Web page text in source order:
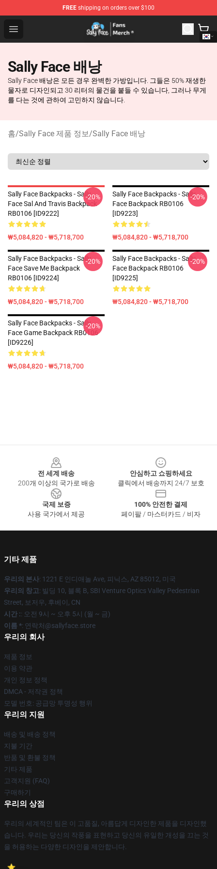
FREE shipping on orders over $100
Open menu
Sally Face Store - Official Sally Face Merchandise Shop
Sally Face 배낭
Sally Face 배낭은 모든 경우 완벽한 가방입니다. 그들은 50% 재생한
물자로 디자인되고 30 리터의 물건을 붙들 수 있습니다, 그러나 무게
를 다는 것에 관하여 고민하지 않습니다.
홈/Sally Face 제품 정보/Sally Face 배낭
Sally Face Backpacks - Sally
Face Sal And Travis Backpack
RB0106 [ID9222]
₩5,084,820 - ₩5,718,700
-20%
Sally Face Backpacks - Sally
Face Backpack RB0106
[ID9223]
₩5,084,820 - ₩5,718,700
-20%
Sally Face Backpacks - Sally
Face Save Me Backpack
RB0106 [ID9224]
₩5,084,820 - ₩5,718,700
-20%
Sally Face Backpacks - Sally
Face Backpack RB0106
[ID9225]
₩5,084,820 - ₩5,718,700
-20%
Sally Face Backpacks - Sally
Face Game Backpack RB0106
[ID9226]
₩5,084,820 - ₩5,718,700
-20%
전 세계 배송
200개 이상의 국가로 배송
안심하고 쇼핑하세요
클릭에서 배송까지 24/7 보호
국제 보증
사용 국가에서 제공
100% 안전한 결제
페이팔 / 마스터카드 / 비자
기타 제품
우리의 본사: 1221 E 인디애놀 Ave, 피닉스, AZ 85012, 미국
우리의 창고: 빌딩 10, 블록 B, SBI Venture Optics Valley Pedestrian
Street, 보저우, 후베이, CN
시간 :: 오전 9시 ~ 오후 5시 (월 ~ 금)
이름 *: 연락처@sallyface.store
우리의 회사
제품 정보
이용 약관
개인 정보 정책
DMCA - 저작권 정책
모델 번호: 공급망 투명성 행위
우리의 지원
배송 및 배송 정책
지불 기간
반품 및 환불 정책
기타 제품
고객지원 (FAQ)
구매하기
우리의 상점
우리의 세계적인 팀은 이 고품질, 아름답게 디자인한 제품을 디자인했
습니다. 우리는 당신의 작풍을 표현하고 당신의 유일한 개성을 끄는 것
을 허용하는 다양한 디자인을 제안합니다.